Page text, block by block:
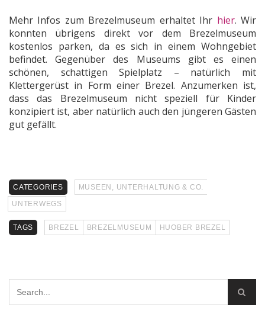
Mehr Infos zum Brezelmuseum erhaltet Ihr hier. Wir
konnten übrigens direkt vor dem Brezelmuseum
kostenlos parken, da es sich in einem Wohngebiet
befindet. Gegenüber des Museums gibt es einen
schönen, schattigen Spielplatz – natürlich mit
Klettergerüst in Form einer Brezel. Anzumerken ist,
dass das Brezelmuseum nicht speziell für Kinder
konzipiert ist, aber natürlich auch den jüngeren Gästen
gut gefällt.
CATEGORIES
MUSEEN, UNTERHALTUNG & CO.
UNTERWEGS
TAGS BREZEL BREZELMUSEUM HUOBER BREZEL